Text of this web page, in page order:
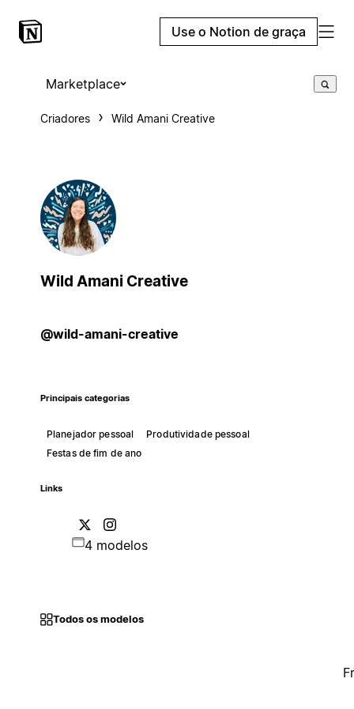
Use o Notion de graça
Marketplace
Criadores Wild Amani Creative
Wild Amani Creative
@wild-amani-creative
Principais categorias
Planejador pessoal
Produtividade pessoal
Festas de fim de ano
Links
4 modelos
Todos os modelos